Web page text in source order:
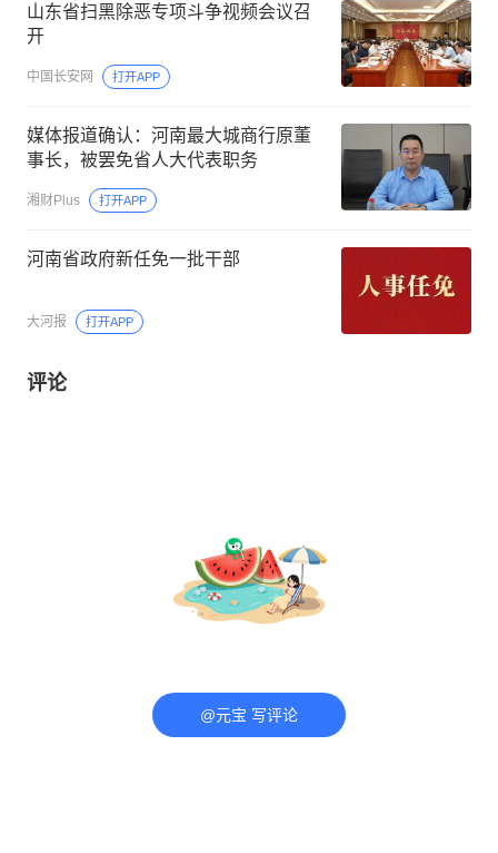
山东省扫黑除恶专项斗争视频会议召
开
中国长安网 打开APP
媒体报道确认：河南最大城商行原董
事长，被罢免省人大代表职务
湘财Plus 打开APP
河南省政府新任免一批干部
大河报 打开APP
评论
@元宝 写评论